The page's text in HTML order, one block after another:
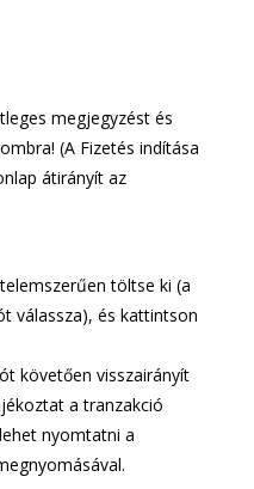
megjegyzést és
(A Fizetés indítása
átirányít az
töltse ki (a
válassza), és kattintson
követően visszairányít
a tranzakció
nyomtatni a